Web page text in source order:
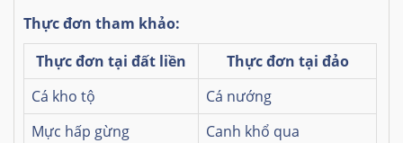
Thực đơn tham khảo:
Thực đơn tại đất liền
Thực đơn tại đảo
Cá kho tộ
Cá nướng
Mực hấp gừng
Canh khổ qua